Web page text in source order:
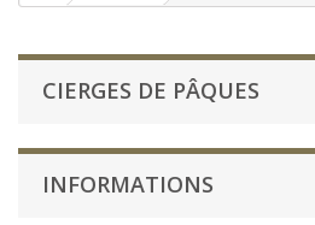
CIERGES DE PÂQUES
INFORMATIONS